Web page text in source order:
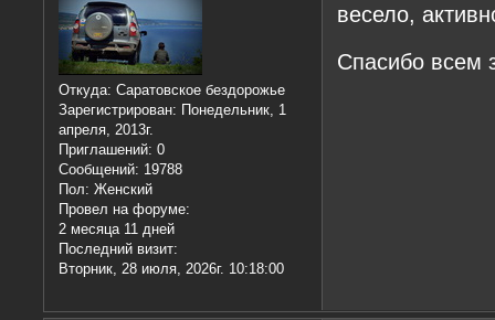
Откуда: Саратовское бездорожье
Зарегистрирован: Понедельник, 1
апреля, 2013г.
Приглашений: 0
Сообщений: 19788
Пол: Женский
Провел на форуме:
2 месяца 11 дней
Последний визит:
Вторник, 28 июля, 2026г. 10:18:00
весело,
Спасибо